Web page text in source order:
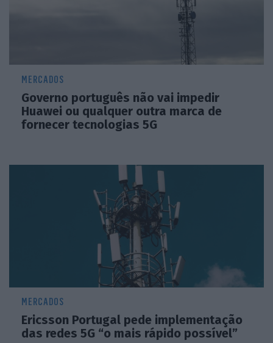
MERCADOS
Governo português não vai impedir
Huawei ou qualquer outra marca de
fornecer tecnologias 5G
MERCADOS
Ericsson Portugal pede implementação
das redes 5G “o mais rápido possível”